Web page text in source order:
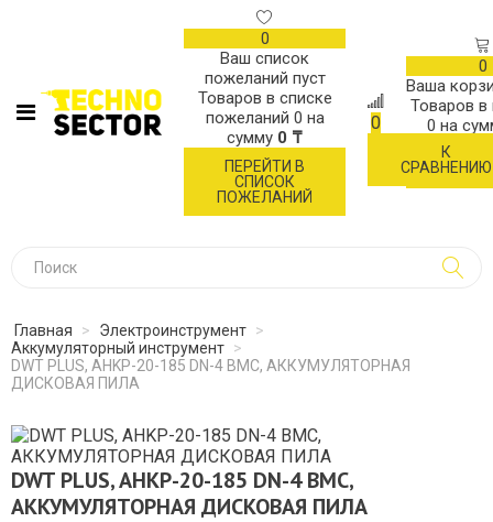
0
Ваш список
пожеланий пуст
Товаров в списке
пожеланий 0 на
сумму 0 ₸
ПЕРЕЙТИ В
СПИСОК
ПОЖЕЛАНИЙ
0
К
СРАВНЕНИЮ
0
Ваша
Товаров в
0 на
Главная > Электроинструмент >
Аккумуляторный инструмент >
DWT PLUS, AHKP-20-185 DN-4 BMC, АККУМУЛЯТОРНАЯ
ДИСКОВАЯ ПИЛА
DWT PLUS, AHKP-20-185 DN-4 BMC,
АККУМУЛЯТОРНАЯ ДИСКОВАЯ ПИЛА